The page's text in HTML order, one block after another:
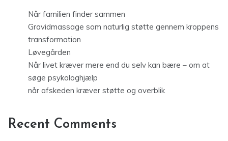
Når familien finder sammen
Gravidmassage som naturlig støtte gennem kroppens
transformation
Løvegården
Når livet kræver mere end du selv kan bære – om at
søge psykologhjælp
når afskeden kræver støtte og overblik
Recent Comments